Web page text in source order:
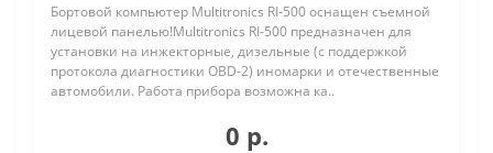
Бортовой компьютер Multitronics RI-500 оснащен съемной
лицевой панелью!Multitronics RI-500 предназначен для
установки на инжекторные, дизельные (с поддержкой
протокола диагностики OBD-2) иномарки и отечественные
автомобили. Работа прибора возможна ка..
0 р.